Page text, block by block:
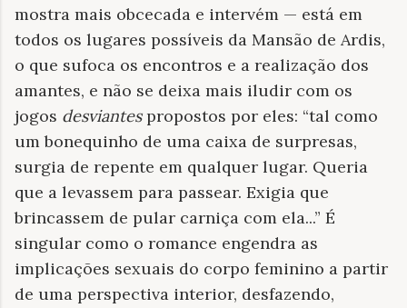
mostra mais obcecada e intervém — está em
todos os lugares possíveis da Mansão de Ardis,
o que sufoca os encontros e a realização dos
amantes, e não se deixa mais iludir com os
jogos desviantespropostos por eles: “tal como
um bonequinho de uma caixa de surpresas,
surgia de repente em qualquer lugar. Queria
que a levassem para passear. Exigia que
brincassem de pular carniça com ela...” É
singular como o romance engendra as
implicações sexuais do corpo feminino a partir
de uma perspectiva interior, desfazendo,